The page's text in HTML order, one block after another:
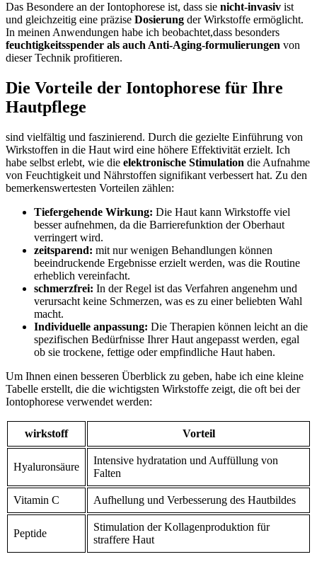
Das Besondere an der Iontophorese ist, dass sie nicht-invasiv ist
und gleichzeitig eine präzise Dosierung der Wirkstoffe ermöglicht.
In meinen Anwendungen habe ich beobachtet,dass besonders
feuchtigkeitsspender als auch Anti-Aging-formulierungen von
dieser Technik profitieren.
Die Vorteile der Iontophorese für Ihre
Hautpflege
sind vielfältig und faszinierend. Durch die gezielte Einführung von
Wirkstoffen in die Haut wird eine höhere Effektivität erzielt. Ich
habe selbst erlebt, wie die elektronische Stimulation die Aufnahme
von Feuchtigkeit und Nährstoffen signifikant verbessert hat. Zu den
bemerkenswertesten Vorteilen zählen:
Tiefergehende Wirkung: Die Haut kann Wirkstoffe viel
besser aufnehmen, da die Barrierefunktion der Oberhaut
verringert wird.
zeitsparend: mit nur wenigen Behandlungen können
beeindruckende Ergebnisse erzielt werden, was die Routine
erheblich vereinfacht.
schmerzfrei: In der Regel ist das Verfahren angenehm und
verursacht keine Schmerzen, was es zu einer beliebten Wahl
macht.
Individuelle anpassung: Die Therapien können leicht an die
spezifischen Bedürfnisse Ihrer Haut angepasst werden, egal
ob sie trockene, fettige oder empfindliche Haut haben.
Um Ihnen einen besseren Überblick zu geben, habe ich eine kleine
Tabelle erstellt, die die wichtigsten Wirkstoffe zeigt, die oft bei der
Iontophorese verwendet werden:
wirkstoff Vorteil
Hyaluronsäure
Intensive hydratation und Auffüllung von
Falten
Vitamin C Aufhellung und Verbesserung des Hautbildes
Peptide
Stimulation der Kollagenproduktion für
straffere Haut